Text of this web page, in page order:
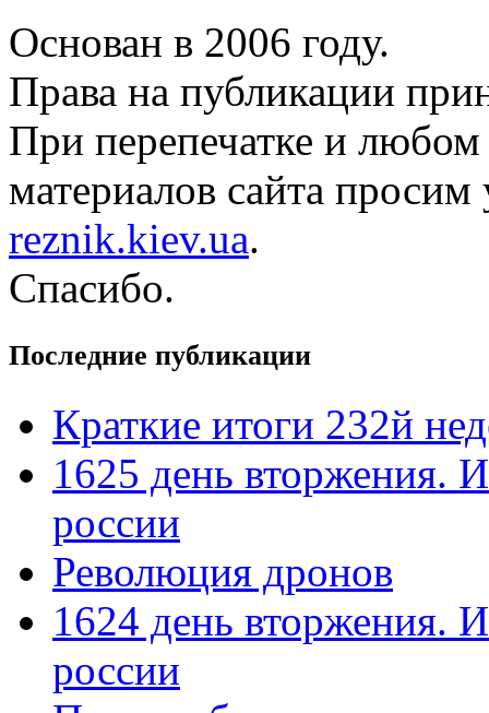
Основан в 2006 году.
Права на публикации
При перепечатке и
материалов сайта просим
reznik.kiev.ua.
Спасибо.
Последние публикации
Краткие итоги 232й
1625 день вторжения.
россии
Революция дронов
1624 день вторжения.
россии